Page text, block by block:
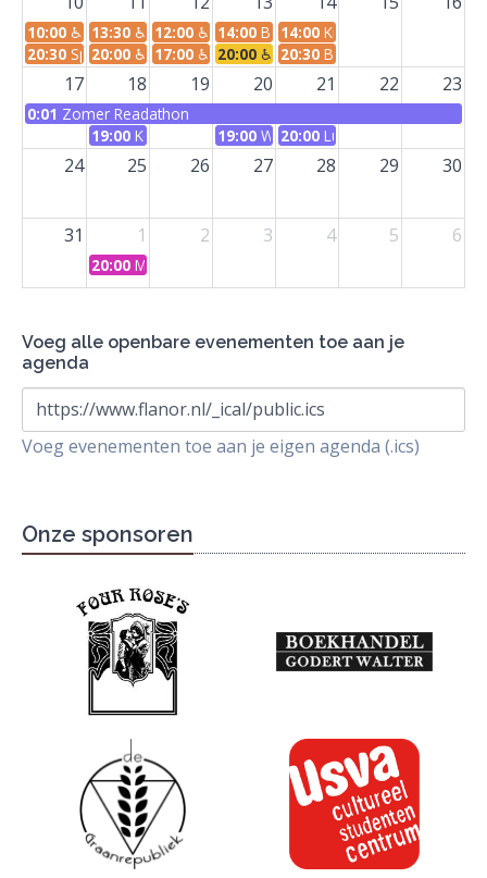
10:00 ♿ KEI infomarkt
13:30 ♿ Boeken in het park
12:00 ♿ Leer de leesgroepen en sociale
14:00 Bookshop crawl
14:00 Knutselsessie
20:30 Spelletjesavond
20:00 ♿ KEI-parade
17:00 ♿ Cultifest - Gezamelijk kort verhaal
20:00 ♿ Interview Adiba Jaigirdar
20:30 Borrel en Q&A
17 18 19 20 21 22 23
0:01 Zomer Readathon
19:00 Korteverhaaldiscussie
19:00 Workshop zines
20:00 Luisterboekwandeling
24 25 26 27 28 29 30
31 1 2 3 4 5 6
20:00 Maandborrel september
Voeg alle openbare evenementen toe aan je
agenda
https://www.flanor.nl/_ical/public.ics
Voeg evenementen toe aan je eigen agenda (.ics)
Onze sponsoren